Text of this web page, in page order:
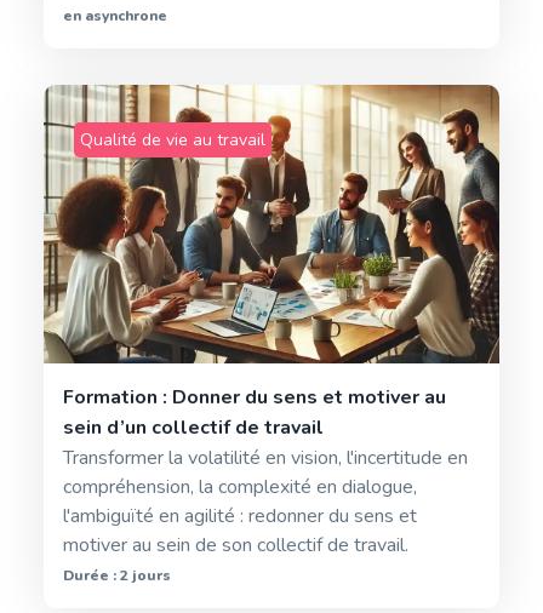
en asynchrone
Qualité de vie au travail
Formation : Donner du sens et motiver au
sein d’un collectif de travail
Transformer la volatilité en vision, l'incertitude en
compréhension, la complexité en dialogue,
l'ambiguïté en agilité : redonner du sens et
motiver au sein de son collectif de travail.
Durée : 2 jours